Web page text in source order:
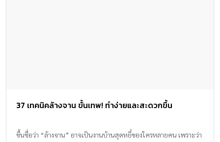
37 เทคนิคล้างจาน ขั้นเทพ! ทำง่ายและสะดวกขึ้น
ขึ้นชื่อว่า “ล้างจาน” อาจเป็นงานบ้านสุดหยี๋ของใครหลายคน เพราะว่า